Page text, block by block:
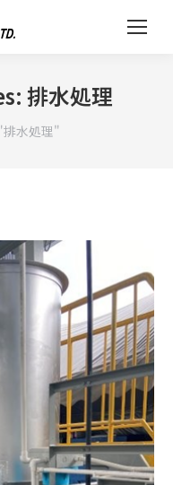
排水処理
水処理"